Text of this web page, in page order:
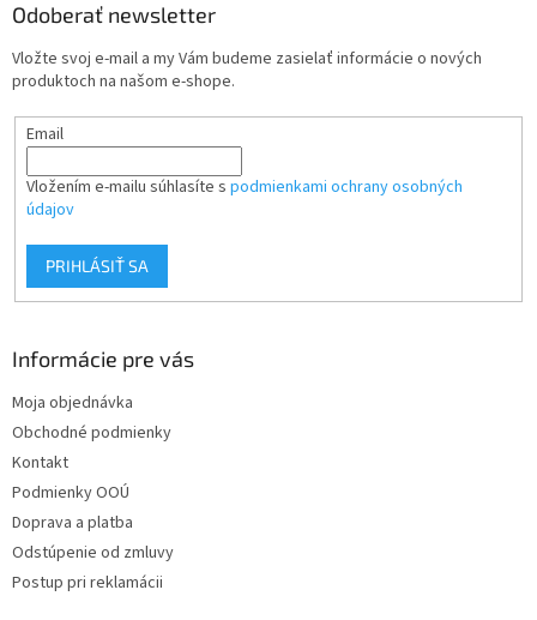
Odoberať newsletter
Vložte svoj e-mail a my Vám budeme zasielať informácie o nových
produktoch na našom e-shope.
Email
Vložením e-mailu súhlasíte s podmienkami ochrany osobných
údajov
PRIHLÁSIŤ SA
Informácie pre vás
Moja objednávka
Obchodné podmienky
Kontakt
Podmienky OOÚ
Doprava a platba
Odstúpenie od zmluvy
Postup pri reklamácii